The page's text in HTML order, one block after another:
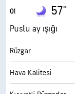
01 57°
Puslu ay ışığı
Rüzgar
Hava Kalitesi